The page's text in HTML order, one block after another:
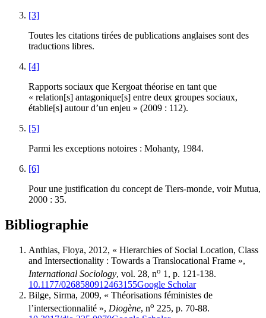
[3]
Toutes les citations tirées de publications anglaises sont des
traductions libres.
[4]
Rapports sociaux que Kergoat théorise en tant que
« relation[s] antagonique[s] entre deux groupes sociaux,
établie[s] autour d’un enjeu » (2009 : 112).
[5]
Parmi les exceptions notoires : Mohanty, 1984.
[6]
Pour une justification du concept de Tiers-monde, voir Mutua,
2000 : 35.
Bibliographie
Anthias, Floya, 2012, « Hierarchies of Social Location, Class
and Intersectionality : Towards a Translocational Frame »,
International Sociology, vol. 28, no 1, p. 121-138.
10.1177/0268580912463155Google Scholar
Bilge, Sirma, 2009, « Théorisations féministes de
l’intersectionnalité », Diogène, no 225, p. 70-88.